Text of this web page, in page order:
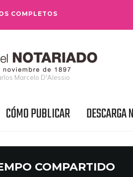
COMPLETOS
Marcelo D'Alessio
CÓMO PUBLICAR DESCARGA
COMPARTIDO